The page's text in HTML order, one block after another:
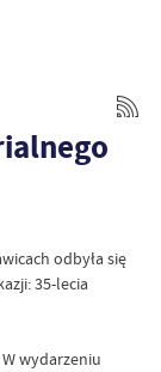
odbyła się
35-lecia
wydarzeniu